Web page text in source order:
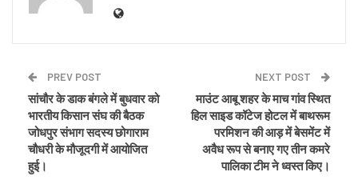
PREV POST
सांचौर के डाक बंगले में बुधवार को
भारतीय किसान संघ की बैठक
जोधपुर संभाग सदस्य छोगाराम
चौधरी के मौजूदगी में आयोजित
हुई।
NEXT POST
माउंट आबू शहर के माच गांव स्थित
हिल साइड कॉटेज होटल में बाथरूम
परमिशन की आड़ में बेसमेंट में
अवैध रूप से बनाए गए तीन कमरे
पालिका टीम ने ध्वस्त किए।